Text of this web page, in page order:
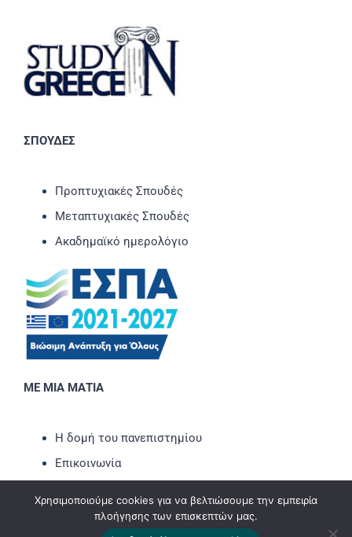
ΣΠΟΥΔΕΣ
Προπτυχιακές Σπουδές
Μεταπτυχιακές Σπουδές
Ακαδημαϊκό ημερολόγιο
ΜΕ ΜΙΑ ΜΑΤΙΑ
Η δομή του πανεπιστημίου
Επικοινωνία
Εκδηλώσεις
Χρησιμοποιούμε cookies για να βελτιώσουμε την εμπειρία
πλοήγησης των επισκεπτών μας.